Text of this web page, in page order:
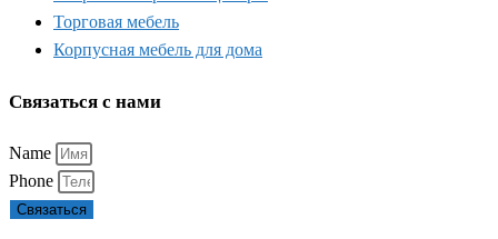
Торговая мебель
Корпусная мебель для дома
Связаться с нами
Name
Phone
Связаться